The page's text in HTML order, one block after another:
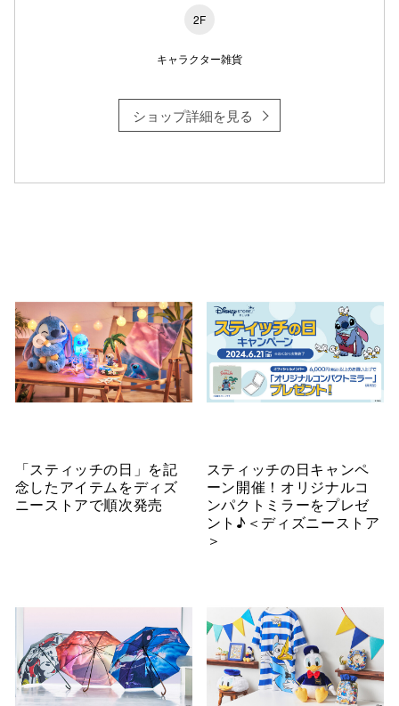
2F
キャラクター雑貨
ショップ詳細を見る
「スティッチの日」を記
念したアイテムをディズ
ニーストアで順次発売
スティッチの日キャンペ
ーン開催！オリジナルコ
ンパクトミラーをプレゼ
ント♪＜ディズニーストア
＞